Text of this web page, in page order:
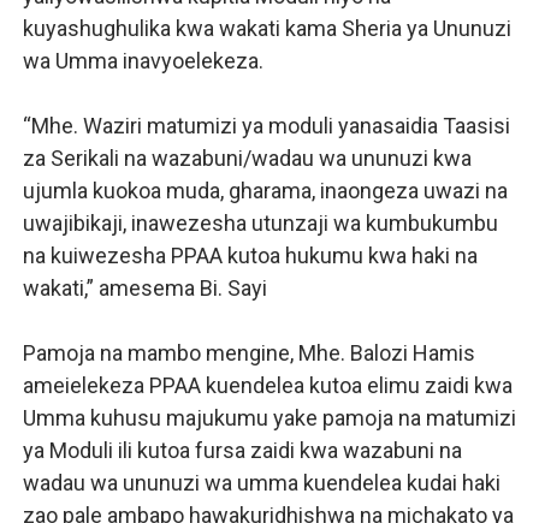
kuyashughulika kwa wakati kama Sheria ya Ununuzi
wa Umma inavyoelekeza.
“Mhe. Waziri matumizi ya moduli yanasaidia Taasisi
za Serikali na wazabuni/wadau wa ununuzi kwa
ujumla kuokoa muda, gharama, inaongeza uwazi na
uwajibikaji, inawezesha utunzaji wa kumbukumbu
na kuiwezesha PPAA kutoa hukumu kwa haki na
wakati,” amesema Bi. Sayi
Pamoja na mambo mengine, Mhe. Balozi Hamis
ameielekeza PPAA kuendelea kutoa elimu zaidi kwa
Umma kuhusu majukumu yake pamoja na matumizi
ya Moduli ili kutoa fursa zaidi kwa wazabuni na
wadau wa ununuzi wa umma kuendelea kudai haki
zao pale ambapo hawakuridhishwa na michakato ya